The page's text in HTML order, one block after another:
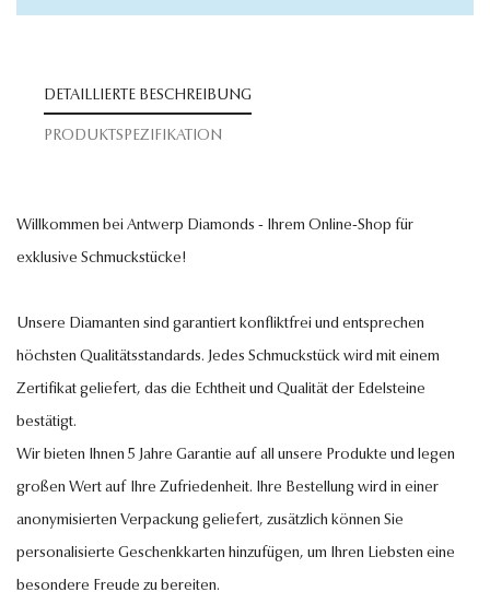
DETAILLIERTE BESCHREIBUNG
PRODUKTSPEZIFIKATION
Willkommen bei Antwerp Diamonds - Ihrem Online-Shop für
exklusive Schmuckstücke!
Unsere Diamanten sind garantiert konfliktfrei und entsprechen
höchsten Qualitätsstandards. Jedes Schmuckstück wird mit einem
Zertifikat geliefert, das die Echtheit und Qualität der Edelsteine
bestätigt.
Wir bieten Ihnen 5 Jahre Garantie auf all unsere Produkte und legen
großen Wert auf Ihre Zufriedenheit. Ihre Bestellung wird in einer
anonymisierten Verpackung geliefert, zusätzlich können Sie
personalisierte Geschenkkarten hinzufügen, um Ihren Liebsten eine
besondere Freude zu bereiten.